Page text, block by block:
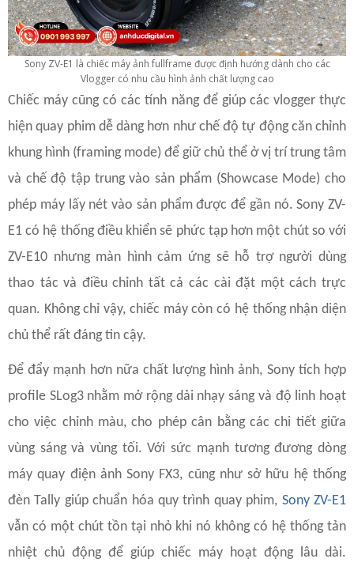
Sony ZV-E1 là chiếc máy ảnh fullframe được định hướng dành cho các
Vlogger có nhu cầu hình ảnh chất lượng cao
Chiếc máy cũng có các tính năng để giúp các vlogger thực
hiện quay phim dễ dàng hơn như chế độ tự động căn chỉnh
khung hình (framing mode) để giữ chủ thể ở vị trí trung tâm
và chế độ tập trung vào sản phẩm (Showcase Mode) cho
phép máy lấy nét vào sản phẩm được để gần nó. Sony ZV-
E1 có hệ thống điều khiển sẽ phức tạp hơn một chút so với
ZV-E10 nhưng màn hình cảm ứng sẽ hỗ trợ người dùng
thao tác và điều chỉnh tất cả các cài đặt một cách trực
quan. Không chỉ vậy, chiếc máy còn có hệ thống nhận diện
chủ thể rất đáng tin cậy.
Để đẩy mạnh hơn nữa chất lượng hình ảnh, Sony tích hợp
profile SLog3 nhằm mở rộng dải nhạy sáng và độ linh hoạt
cho việc chỉnh màu, cho phép cân bằng các chi tiết giữa
vùng sáng và vùng tối. Với sức mạnh tương đương dòng
máy quay điện ảnh Sony FX3, cũng như sở hữu hệ thống
đèn Tally giúp chuẩn hóa quy trình quay phim, Sony ZV-E1
vẫn có một chút tồn tại nhỏ khi nó không có hệ thống tản
nhiệt chủ động để giúp chiếc máy hoạt động lâu dài.